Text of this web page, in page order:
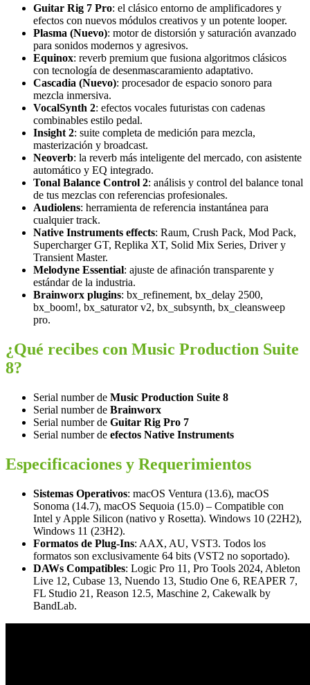
Guitar Rig 7 Pro: el clásico entorno de amplificadores y
efectos con nuevos módulos creativos y un potente looper.
Plasma (Nuevo): motor de distorsión y saturación avanzado
para sonidos modernos y agresivos.
Equinox: reverb premium que fusiona algoritmos clásicos
con tecnología de desenmascaramiento adaptativo.
Cascadia (Nuevo): procesador de espacio sonoro para
mezcla inmersiva.
VocalSynth 2: efectos vocales futuristas con cadenas
combinables estilo pedal.
Insight 2: suite completa de medición para mezcla,
masterización y broadcast.
Neoverb: la reverb más inteligente del mercado, con asistente
automático y EQ integrado.
Tonal Balance Control 2: análisis y control del balance tonal
de tus mezclas con referencias profesionales.
Audiolens: herramienta de referencia instantánea para
cualquier track.
Native Instruments effects: Raum, Crush Pack, Mod Pack,
Supercharger GT, Replika XT, Solid Mix Series, Driver y
Transient Master.
Melodyne Essential: ajuste de afinación transparente y
estándar de la industria.
Brainworx plugins: bx_refinement, bx_delay 2500,
bx_boom!, bx_saturator v2, bx_subsynth, bx_cleansweep
pro.
¿Qué recibes con Music Production Suite
8?
Serial number de Music Production Suite 8
Serial number de Brainworx
Serial number de Guitar Rig Pro 7
Serial number de efectos Native Instruments
Especificaciones y Requerimientos
Sistemas Operativos: macOS Ventura (13.6), macOS
Sonoma (14.7), macOS Sequoia (15.0) – Compatible con
Intel y Apple Silicon (nativo y Rosetta). Windows 10 (22H2),
Windows 11 (23H2).
Formatos de Plug-Ins: AAX, AU, VST3. Todos los
formatos son exclusivamente 64 bits (VST2 no soportado).
DAWs Compatibles: Logic Pro 11, Pro Tools 2024, Ableton
Live 12, Cubase 13, Nuendo 13, Studio One 6, REAPER 7,
FL Studio 21, Reason 12.5, Maschine 2, Cakewalk by
BandLab.